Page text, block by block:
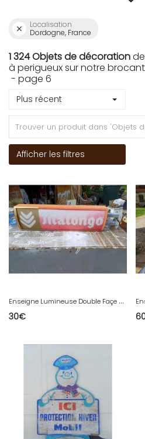
Localisation
Dordogne, France
1 324 Objets de décoration
à perigueux sur notre
- page 6
Plus récent
Afficher les filtres
E
nseigne Lumineuse Double Façe Malongo
30€